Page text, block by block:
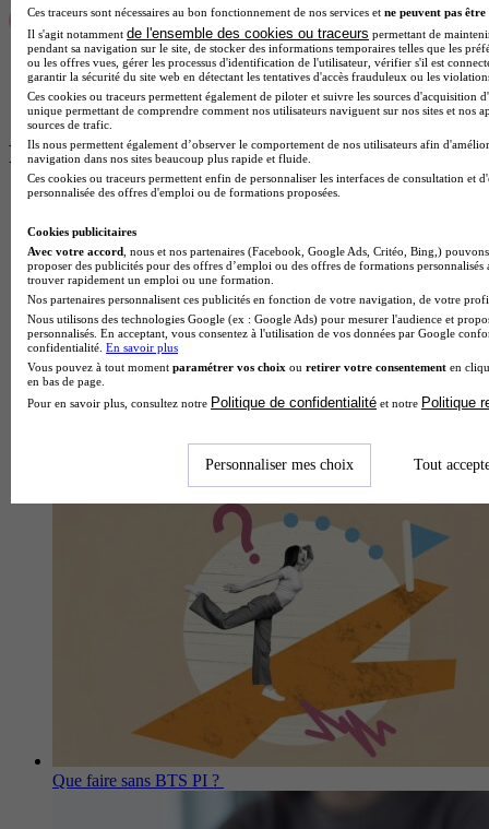
Plus de contenus sur Réorientation
Que faire sans BTS PI ?
Ces traceurs sont nécessaires au bon fonctionnement de nos services et ne peuvent pas être
Il s'agit notamment de l'ensemble des cookies ou traceurs permettant de
pendant sa navigation sur le site, de stocker des informations temporaires telles que les
ou les offres vues, gérer les processus d'identification de l'utilisateur, vérifier s'il est
garantir la sécurité du site web en détectant les tentatives d'accès frauduleux ou les
Ces cookies ou traceurs permettent également de piloter et suivre les sources d'acquisition
unique permettant de comprendre comment nos utilisateurs naviguent sur nos sites et nos
sources de trafic.
Ils nous permettent également d’observer le comportement de nos utilisateurs afin
navigation dans nos sites beaucoup plus rapide et fluide.
Ces cookies ou traceurs permettent enfin de personnaliser les interfaces de consultation et
personnalisée des offres d'emploi ou de formations proposées.
Cookies publicitaires
Avec votre accord , nous et nos partenaires (Facebook, Google Ads, Critéo, Bing,)
proposer des publicités pour des offres d’emploi ou des offres de formations
trouver rapidement un emploi ou une formation.
Nos partenaires personnalisent ces publicités en fonction de votre navigation, de votre
Nous utilisons des technologies Google (ex : Google Ads) pour mesurer l'audience et
personnalisés. En acceptant, vous consentez à l'utilisation de vos données par Google
confidentialité. En savoir plus
Vous pouvez à tout moment paramétrer vos choix ou retirer votre consentement en
en bas de page.
Pour en savoir plus, consultez notre Politique de confidentialité et notre Politique
Personnaliser mes choix Tout